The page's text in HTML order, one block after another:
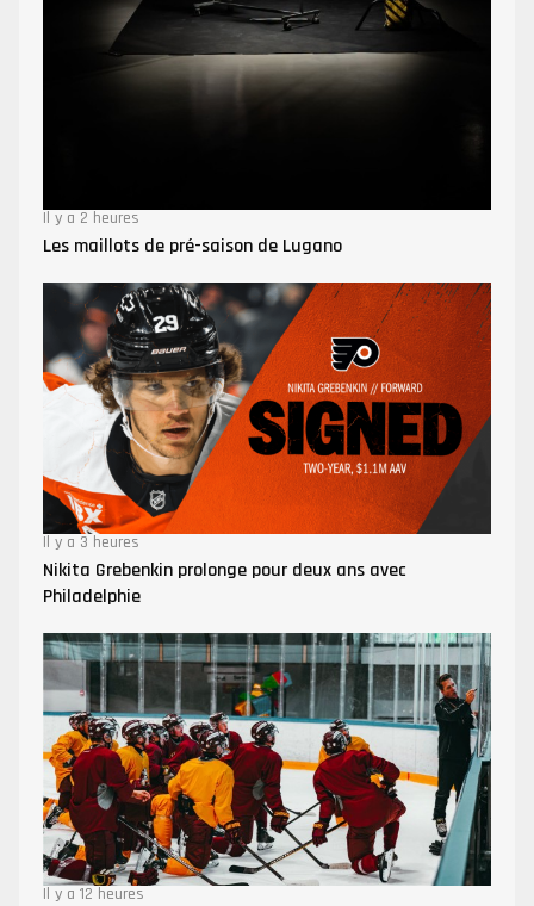
Il y a 2 heures
Les maillots de pré-saison de Lugano
Il y a 3 heures
Nikita Grebenkin prolonge pour deux ans avec
Philadelphie
Il y a 12 heures